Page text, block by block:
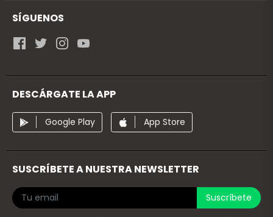
SÍGUENOS
DESCÁRGATE LA APP
Google Play App Store
SUSCRÍBETE A NUESTRA NEWSLETTER
Suscríbete